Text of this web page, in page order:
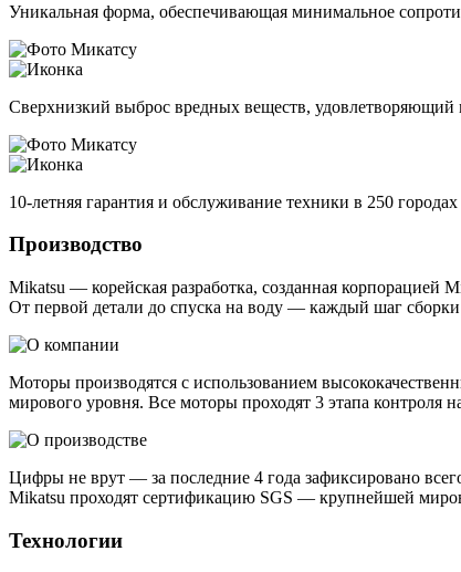
Уникальная форма, обеспечивающая минимальное
Сверхнизкий выброс вредных веществ,
10-летняя гарантия и обслуживание техники в 250
Производство
Mikatsu — корейская разработка, созданная корпорацией
От первой детали до спуска на воду — каждый шаг
Моторы производятся с использованием
мирового уровня. Все моторы проходят 3 этапа контроля
Цифры не врут — за последние 4 года зафиксировано
Mikatsu проходят сертификацию SGS — крупнейшей
Технологии